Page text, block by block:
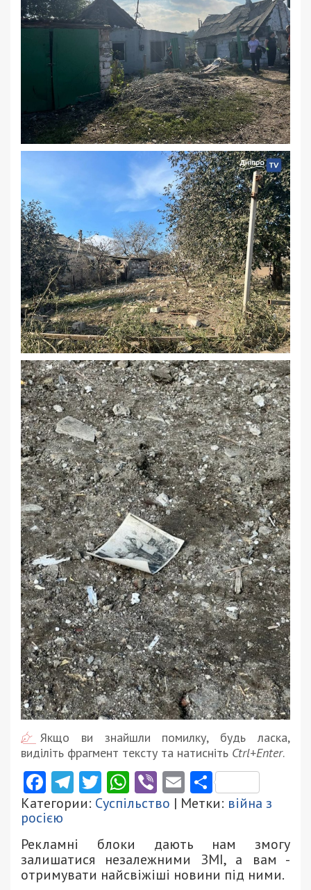
Якщо ви знайшли помилку, будь ласка,
виділіть фрагмент тексту та натисніть Ctrl+Enter.
Facebook
Telegram
Twitter
WhatsApp
ViberEmail
Категории: Суспільство | Метки: війна з
росією
Рекламні блоки дають нам змогу
залишатися незалежними ЗМІ, а вам -
отримувати найсвіжіші новини під ними.